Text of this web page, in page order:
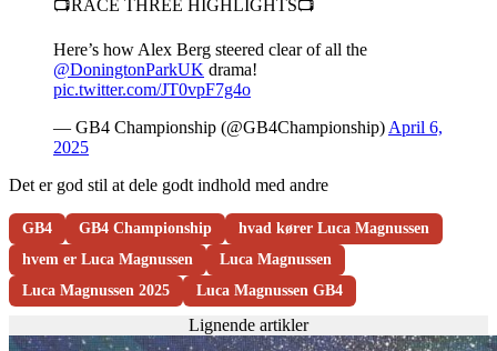
📺RACE THREE HIGHLIGHTS📺
Here’s how Alex Berg steered clear of all the
@DoningtonParkUK drama!
pic.twitter.com/JT0vpF7g4o
— GB4 Championship (@GB4Championship)April 6,
2025
Det er god stil at dele godt indhold med andre
GB4 GB4 Championship
hvad kører Luca Magnussen
hvem er Luca Magnussen
Luca Magnussen
Luca Magnussen 2025
Luca Magnussen GB4
Lignende artikler